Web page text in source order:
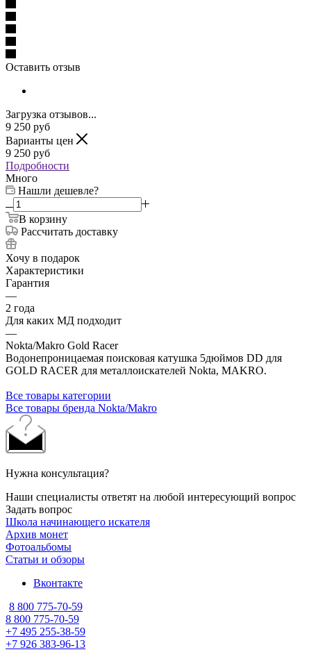
Оставить отзыв
Загрузка отзывов...
9 250 руб
Варианты цен
9 250 руб
Подробности
Много
Нашли дешевле?
В корзину
Рассчитать доставку
Хочу в подарок
Характеристики
Гарантия
—
2 года
Для каких МД подходит
—
Nokta/Makro Gold Racer
Водонепроницаемая поисковая катушка 5дюймов DD для
GOLD RACER для металлоискателей Nokta, MAKRO.
Все товары категории
Все товары бренда Nokta/Makro
Нужна консультация?
Наши специалисты ответят на любой интересующий вопрос
Задать вопрос
Школа начинающего искателя
Архив монет
Фотоальбомы
Статьи и обзоры
Вконтакте
8 800 775-70-59
8 800 775-70-59
+7 495 255-38-59
+7 926 383-96-13